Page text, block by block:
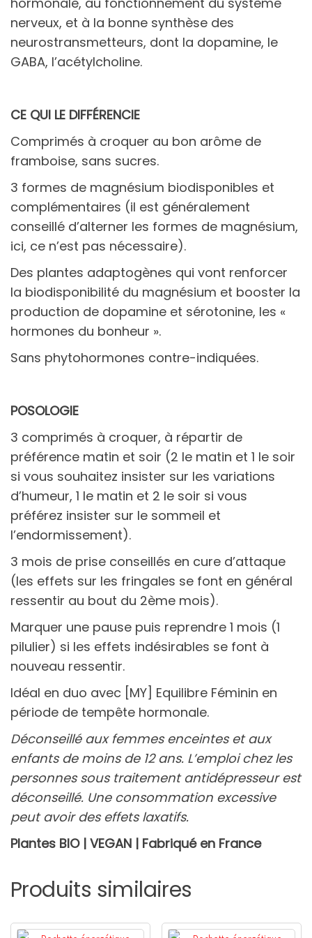
nerveux, et à la bonne synthèse des
neurostransmetteurs, dont la dopamine, le
GABA, l’acétylcholine.
CE QUI LE DIFFÉRENCIE
Comprimés à croquer au bon arôme de
framboise, sans sucres.
3 formes de magnésium biodisponibles et
complémentaires (il est généralement
conseillé d’alterner les formes de magnésium,
ici, ce n’est pas nécessaire).
Des plantes adaptogènes qui vont renforcer
la biodisponibilité du magnésium et booster la
production de dopamine et sérotonine, les «
hormones du bonheur ».
Sans phytohormones contre-indiquées.
POSOLOGIE
3 comprimés à croquer, à répartir de
préférence matin et soir (2 le matin et 1 le soir
si vous souhaitez insister sur les variations
d’humeur, 1 le matin et 2 le soir si vous
préférez insister sur le sommeil et
l’endormissement).
3 mois de prise conseillés en cure d’attaque
(les effets sur les fringales se font en général
ressentir au bout du 2ème mois).
Marquer une pause puis reprendre 1 mois (1
pilulier) si les effets indésirables se font à
nouveau ressentir.
Idéal en duo avec [MY] Equilibre Féminin en
période de tempête hormonale.
Déconseillé aux femmes enceintes et aux
enfants de moins de 12 ans. L’emploi chez les
personnes sous traitement antidépresseur est
déconseillé. Une consommation excessive
peut avoir des effets laxatifs.
Plantes BIO | VEGAN | Fabriqué en France
Produits similaires